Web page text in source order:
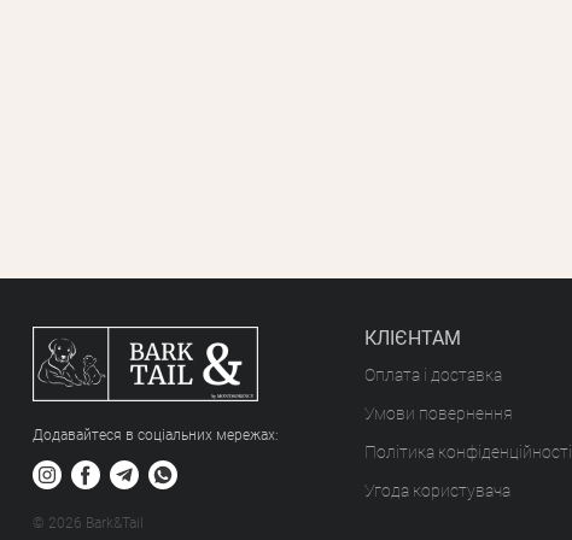
Додавайтеся в соціальних мережах:
© 2026 Bark&Tail
КЛІЄНТАМ
Оплата і доставка
Умови повернення
Політика конфіденційності
Угода користувача